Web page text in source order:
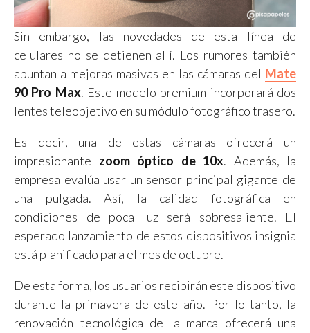
Sin embargo, las novedades de esta línea de
celulares no se detienen allí. Los rumores también
apuntan a mejoras masivas en las cámaras del Mate
90 Pro Max. Este modelo premium incorporará dos
lentes teleobjetivo en su módulo fotográfico trasero.
Es decir, una de estas cámaras ofrecerá un
impresionante zoom óptico de 10x. Además, la
empresa evalúa usar un sensor principal gigante de
una pulgada. Así, la calidad fotográfica en
condiciones de poca luz será sobresaliente. El
esperado lanzamiento de estos dispositivos insignia
está planificado para el mes de octubre.
De esta forma, los usuarios recibirán este dispositivo
durante la primavera de este año. Por lo tanto, la
renovación tecnológica de la marca ofrecerá una